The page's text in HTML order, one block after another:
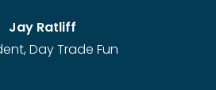
Jay Ratliff
Day Trade Fun